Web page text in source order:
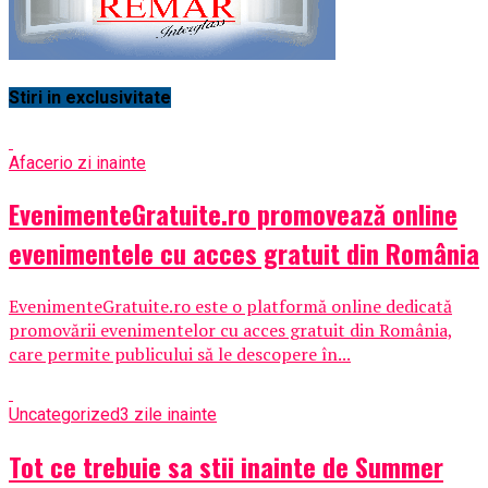
Stiri in exclusivitate
Afacerio zi inainte
EvenimenteGratuite.ro promovează online
evenimentele cu acces gratuit din România
EvenimenteGratuite.ro este o platformă online dedicată
promovării evenimentelor cu acces gratuit din România,
care permite publicului să le descopere în...
Uncategorized3 zile inainte
Tot ce trebuie sa stii inainte de Summer